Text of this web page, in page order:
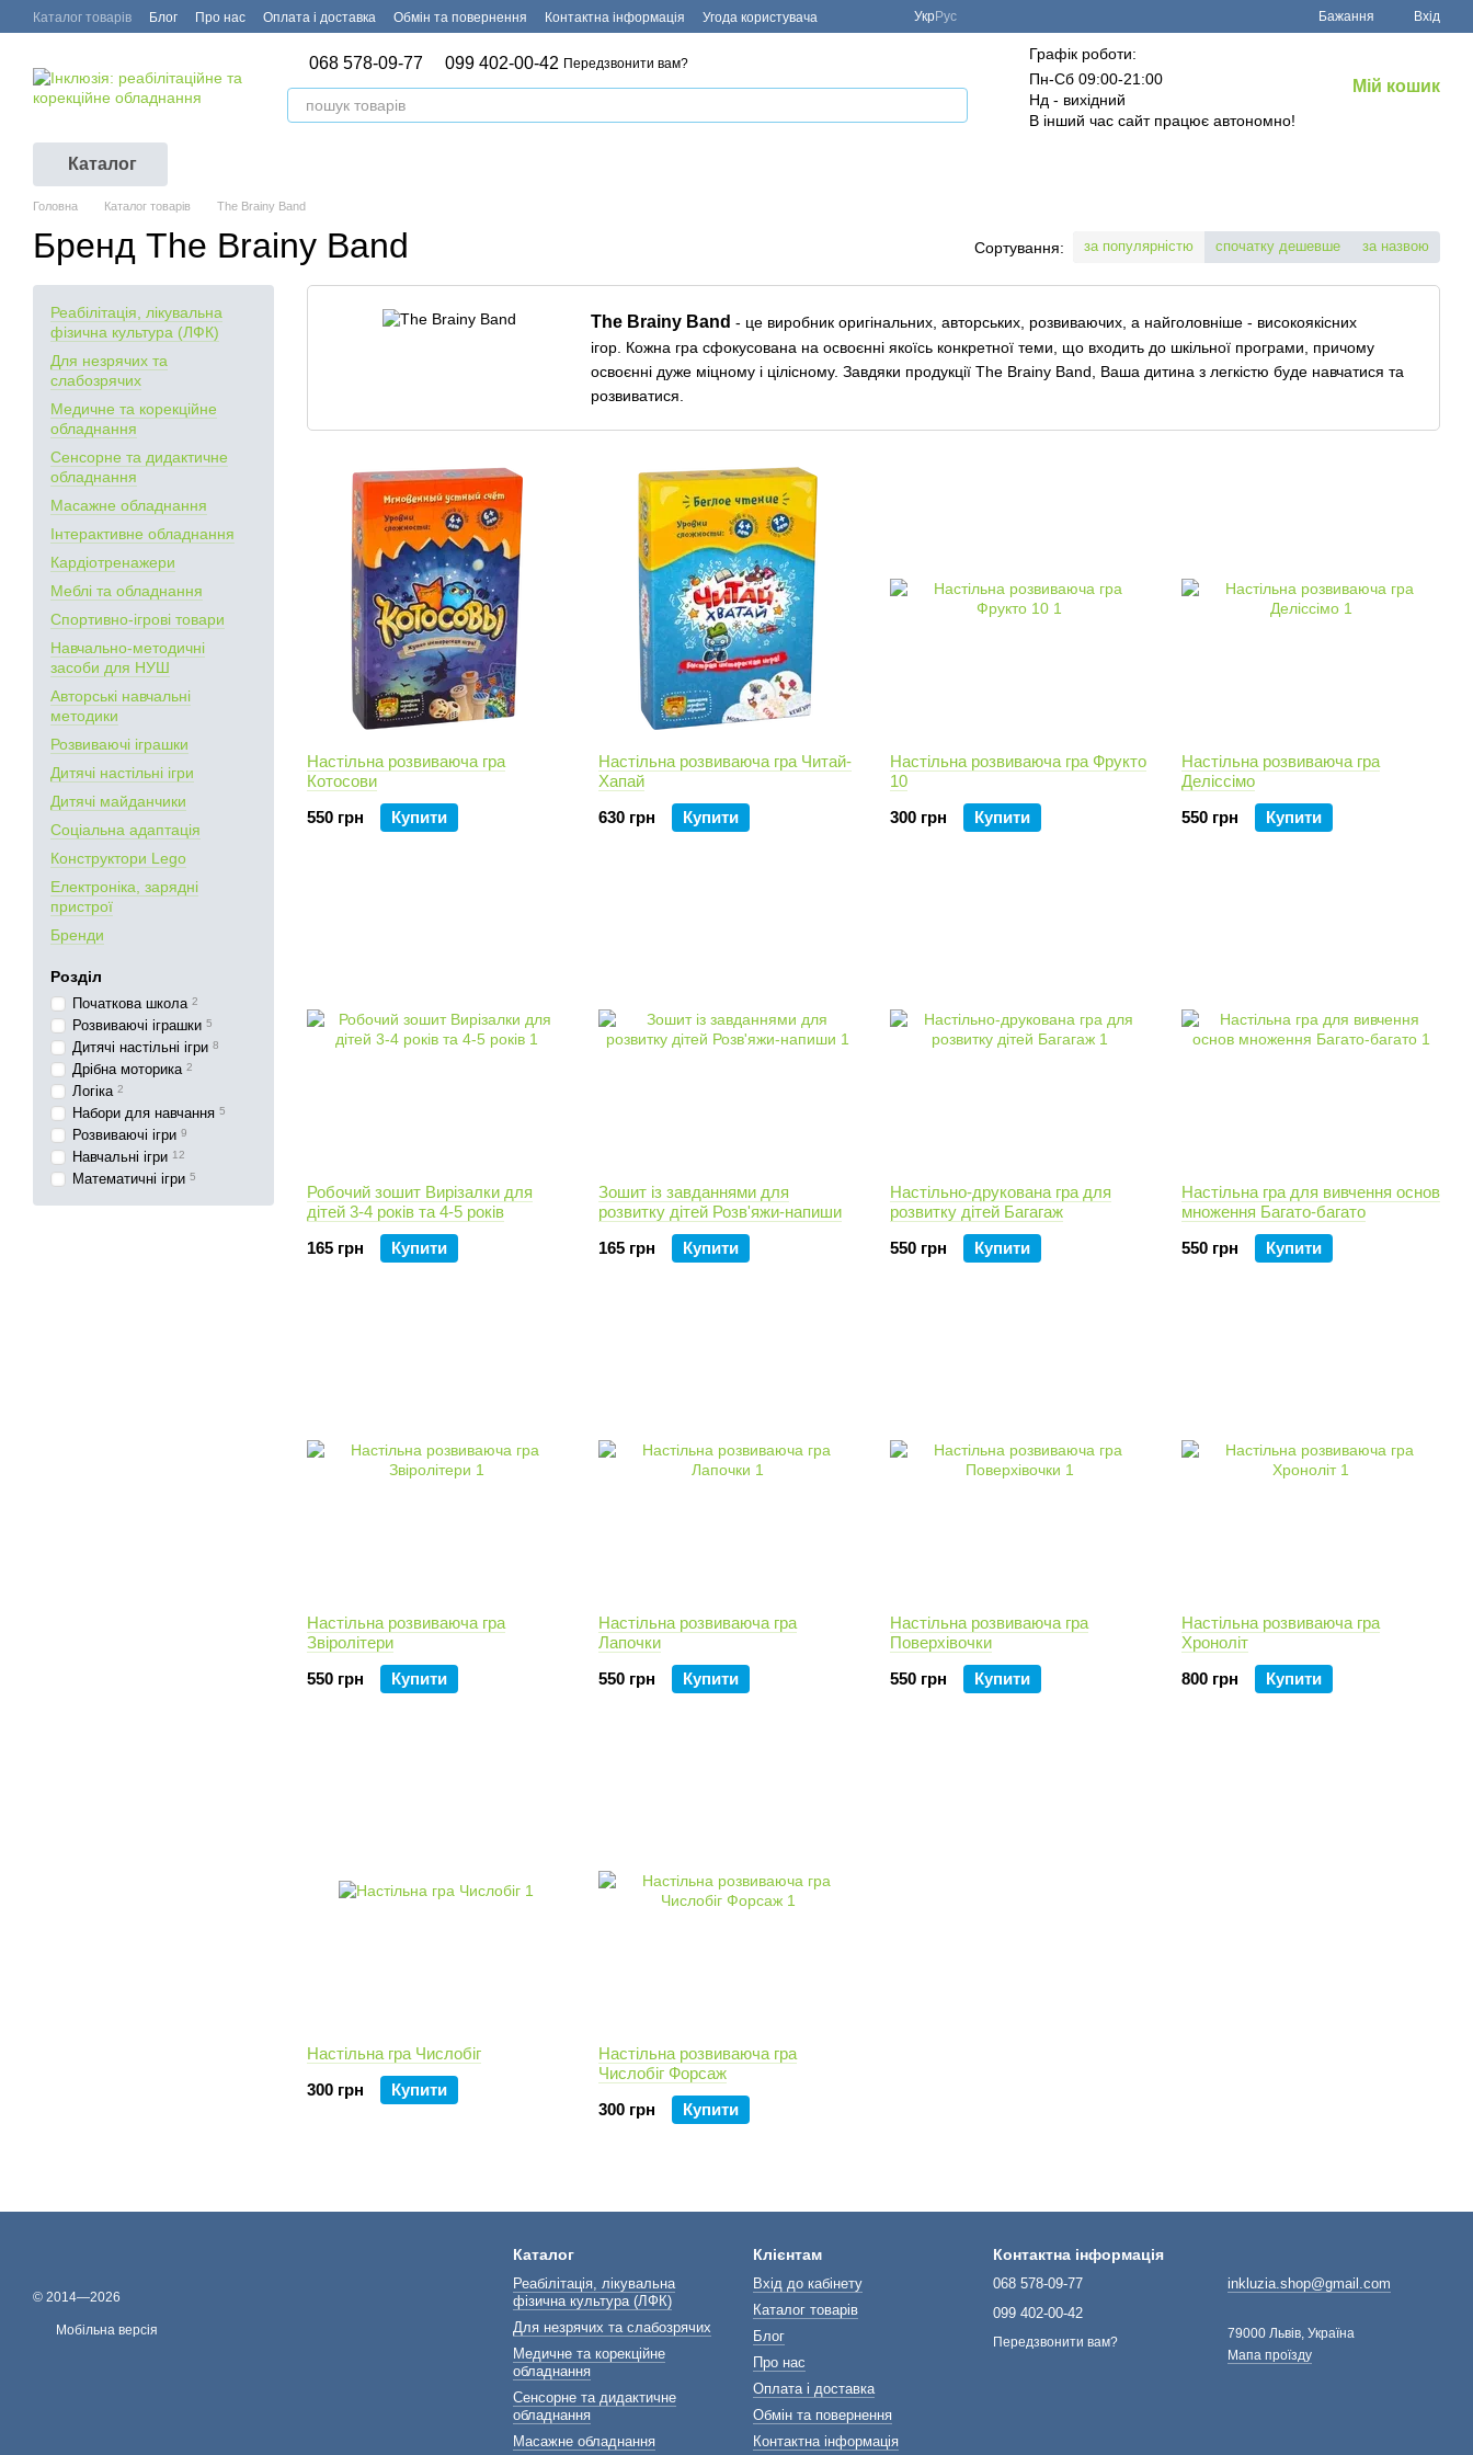
Перейти до основного контенту
Каталог товарів Блог Про нас Оплата і доставка Обмін та повернення Контактна інформація Угода користувача УкрРус Бажання Вхід
068 578-09-77 099 402-00-42 Передзвонити вам?
Графік роботи:
Пн-Сб 09:00-21:00
Нд - вихідний
В інший час сайт працює автономно!
Мій кошик
Каталог
Головна Каталог товарів The Brainy Band
Бренд The Brainy Band Сортування: за популярністю спочатку дешевше за назвою
The Brainy Band - це виробник оригінальних, авторських, розвиваючих, а найголовніше - високоякісних
ігор. Кожна гра сфокусована на освоєнні якоїсь конкретної теми, що входить до шкільної програми, причому
освоєнні дуже міцному і цілісному. Завдяки продукції The Brainy Band, Ваша дитина з легкістю буде навчатися та
розвиватися.
Настільна розвиваюча гра
Котосови
550 грн
Купити
Настільна розвиваюча гра Читай-
Хапай
630 грн
Купити
Настільна розвиваюча гра Фрукто
10
300 грн
Купити
Настільна розвиваюча гра
Деліссімо
550 грн
Купити
Робочий зошит Вирізалки для
дітей 3-4 років та 4-5 років
165 грн
Купити
Зошит із завданнями для
розвитку дітей Розв'яжи-напиши
165 грн
Купити
Настільно-друкована гра для
розвитку дітей Багагаж
550 грн
Купити
Настільна гра для вивчення основ
множення Багато-багато
550 грн
Купити
Настільна розвиваюча гра
Звіролітери
550 грн
Купити
Настільна розвиваюча гра
Лапочки
550 грн
Купити
Настільна розвиваюча гра
Поверхівочки
550 грн
Купити
Настільна розвиваюча гра
Хроноліт
800 грн
Купити
Настільна гра Числобіг
300 грн
Купити
Настільна розвиваюча гра
Числобіг Форсаж
300 грн
Купити
Реабілітація, лікувальна
фізична культура (ЛФК)
Для незрячих та
слабозрячих
Медичне та корекційне
обладнання
Сенсорне та дидактичне
обладнання
Масажне обладнання
Інтерактивне обладнання
Кардіотренажери
Меблі та обладнання
Спортивно-ігрові товари
Навчально-методичні
засоби для НУШ
Авторські навчальні
методики
Розвиваючі іграшки
Дитячі настільні ігри
Дитячі майданчики
Соціальна адаптація
Конструктори Lego
Електроніка, зарядні
пристрої
Бренди
Розділ
Початкова школа 2
Розвиваючі іграшки 5
Дитячі настільні ігри 8
Дрібна моторика 2
Логіка 2
Набори для навчання 5
Розвиваючі ігри 9
Навчальні ігри 12
Математичні ігри 5
© 2014—2026
Мобільна версія
Каталог
Реабілітація, лікувальна
фізична культура (ЛФК)
Для незрячих та слабозрячих
Медичне та корекційне
обладнання
Сенсорне та дидактичне
обладнання
Масажне обладнання
Клієнтам
Вхід до кабінету
Каталог товарів
Блог
Про нас
Оплата і доставка
Обмін та повернення
Контактна інформація
Контактна інформація
068 578-09-77
099 402-00-42
Передзвонити вам?
inkluzia.shop@gmail.com
79000 Львів, Україна
Мапа проїзду